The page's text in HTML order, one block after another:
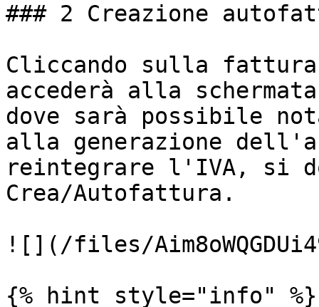
### 2️ Creazione
Cliccando sulla
accederà alla
dove sarà possibile
alla generazione
reintegrare l'IVA, si
Crea/Autofattura.
![](/files/
{% hint style="info" %}